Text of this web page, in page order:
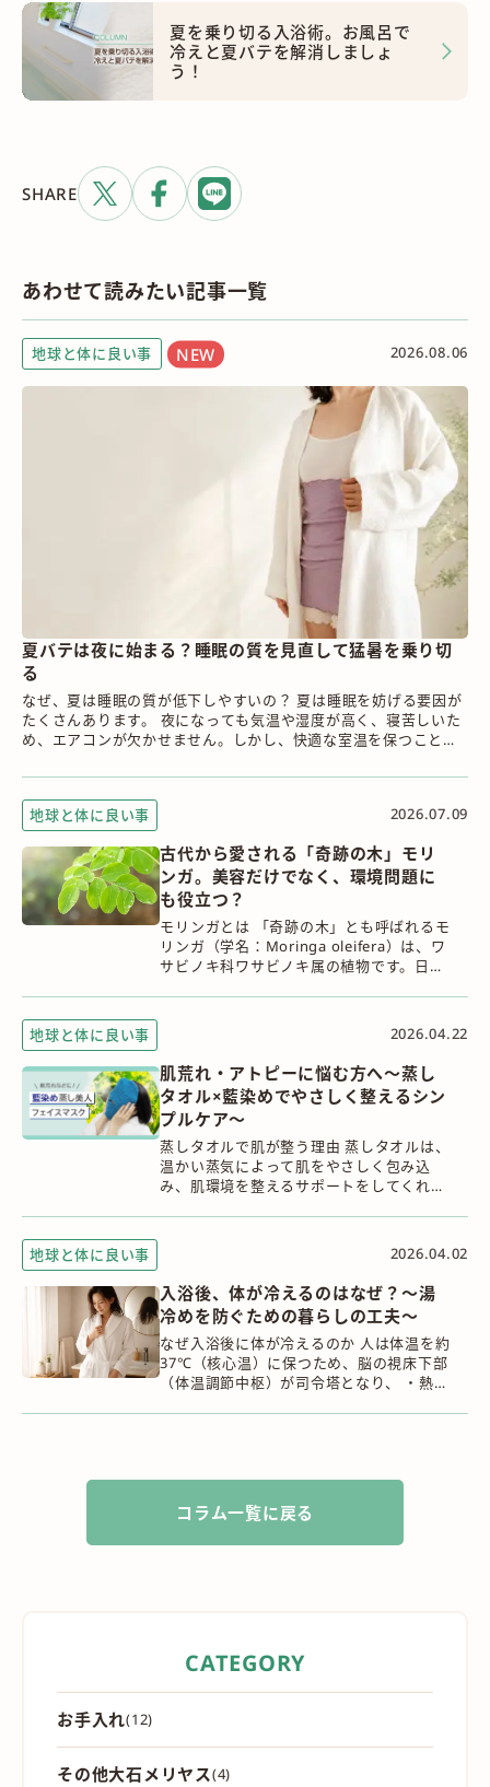
夏を乗り切る入浴術。お風呂で
冷えと夏バテを解消しましょ
う！
SHARE
あわせて読みたい記事一覧
地球と体に良い事 2026.08.06
夏バテは夜に始まる？睡眠の質を見直して猛暑を乗り切
る
なぜ、夏は睡眠の質が低下しやすいの？ 夏は睡眠を妨げる要因が
たくさんあります。 夜になっても気温や湿度が高く、寝苦しいた
め、エアコンが欠かせません。しかし、快適な室温を保つことは
地球と体に良い事 2026.07.09
古代から愛される「奇跡の木」モリ
ンガ。美容だけでなく、環境問題に
も役立つ？
モリンガとは 「奇跡の木」とも呼ばれるモ
リンガ（学名：Moringa oleifera）は、ワ
サビノキ科ワサビノキ属の植物です。日本
地球と体に良い事
2026.04.22
肌荒れ・アトピーに悩む方へ～蒸し
タオル×藍染めでやさしく整えるシン
プルケア～
蒸しタオルで肌が整う理由 蒸しタオルは、
温かい蒸気によって肌をやさしく包み込
み、肌環境を整えるサポートをしてくれま
地球と体に良い事 2026.04.02
入浴後、体が冷えるのはなぜ？～湯
冷めを防ぐための暮らしの工夫～
なぜ入浴後に体が冷えるのか 人は体温を約
37℃（核心温）に保つため、脳の視床下部
（体温調節中枢）が司令塔となり、 ・熱の
コラム一覧に戻る
CATEGORY
お手入れ(12)
その他大石メリヤス(4)